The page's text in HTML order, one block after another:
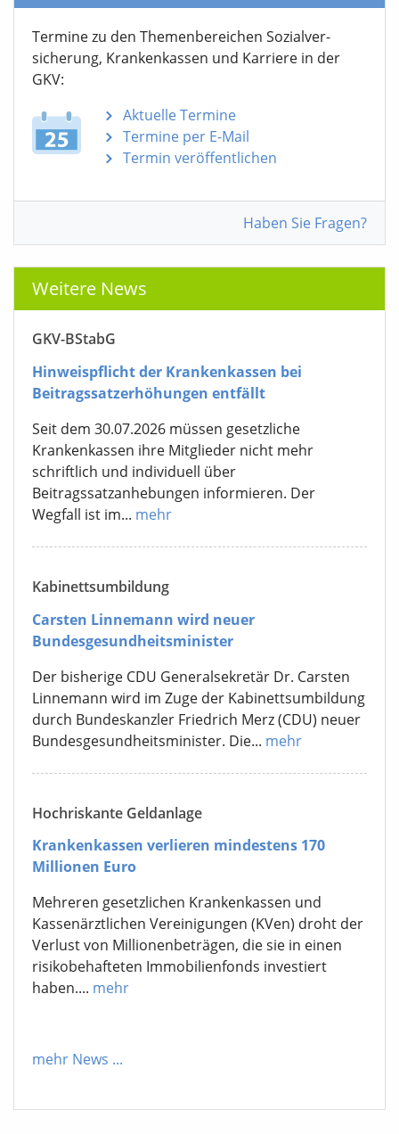
Termine zu den Themen­bereichen Sozialver­
sicherung, Krankenkassen und Karriere in der
GKV:
Aktuelle Termine
Termine per E-Mail
Termin veröffentlichen
Haben Sie Fragen?
Weitere News
GKV-BStabG
Hinweispflicht der Krankenkassen bei
Beitragssatzerhöhungen entfällt
Seit dem 30.07.2026 müssen gesetzliche
Krankenkassen ihre Mitglieder nicht mehr
schriftlich und individuell über
Beitragssatzanhebungen informieren. Der
Wegfall ist im... mehr
Kabinettsumbildung
Carsten Linnemann wird neuer
Bundesgesundheitsminister
Der bisherige CDU Generalsekretär Dr. Carsten
Linnemann wird im Zuge der Kabinettsumbildung
durch Bundeskanzler Friedrich Merz (CDU) neuer
Bundesgesundheitsminister. Die... mehr
Hochriskante Geldanlage
Krankenkassen verlieren mindestens 170
Millionen Euro
Mehreren gesetzlichen Krankenkassen und
Kassenärztlichen Vereinigungen (KVen) droht der
Verlust von Millionenbeträgen, die sie in einen
risikobehafteten Immobilienfonds investiert
haben.... mehr
mehr News ...